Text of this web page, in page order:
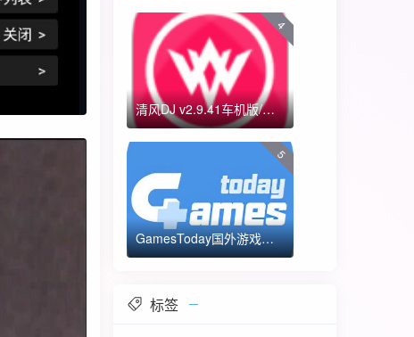
4
清风DJ v2.9.41车机版/手机版-全方位DJ舞曲
5
GamesToday国外游戏下载器 不需要T子
标签